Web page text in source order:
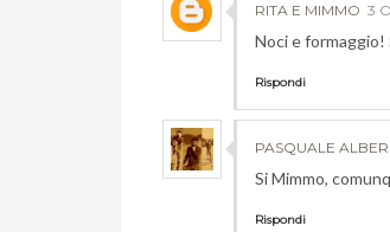
RITA E MIMMO 3
Noci e
Rispondi
PASQUALE
Si Mimmo,
Rispondi